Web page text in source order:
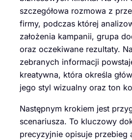
szczegółowa rozmowa z
firmy, podczas której
założenia kampanii, grupa
oraz oczekiwane rezultaty.
zebranych informacji
kreatywna, która określa
jego styl wizualny oraz ton
Następnym krokiem jest
scenariusza. To kluczowy
precyzyjnie opisuje przebieg